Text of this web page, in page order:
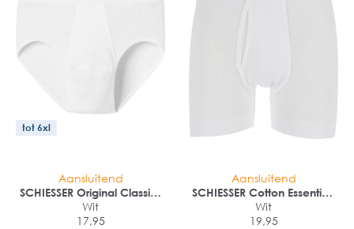
tot 6xl
Aansluitend
SCHIESSER Original Classics
sportslip (1-pack)
Wit
17,95
Aansluitend
SCHIESSER Cotton Essentials
lange short (1-pack)
Wit
19,95